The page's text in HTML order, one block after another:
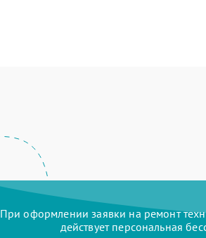
При оформлении заявки на ремонт
действует персональная